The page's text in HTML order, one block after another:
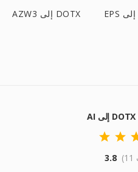
AZW3 إلى DOTX
3.8